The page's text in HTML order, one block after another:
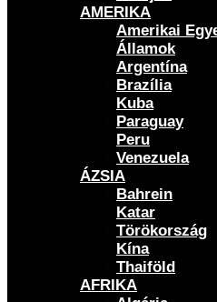
AMERIKA
Amerikai
Államok
Argentína
Brazília
Kuba
Paraguay
Peru
Venezuela
ÁZSIA
Bahrein
Katar
Törökország
Kína
Thaiföld
AFRIKA